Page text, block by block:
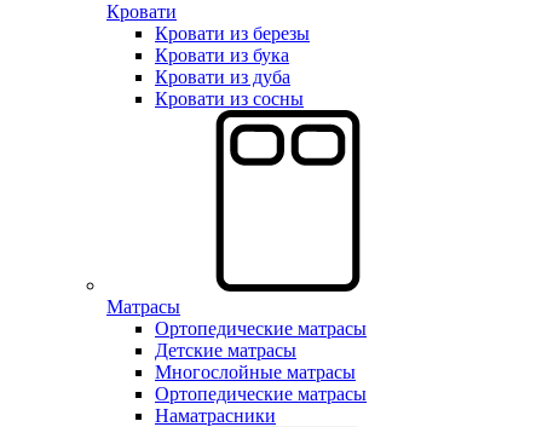
Кровати
Кровати из березы
Кровати из бука
Кровати из дуба
Кровати из сосны
Матрасы
Ортопедические матрасы
Детские матрасы
Многослойные матрасы
Ортопедические матрасы
Наматрасники